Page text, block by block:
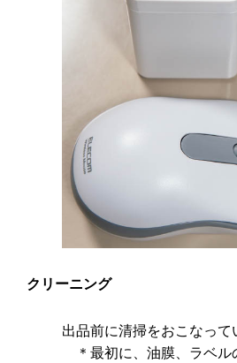
クリーニング
出品前に清掃をおこなって
＊最初に、油膜、ラベル